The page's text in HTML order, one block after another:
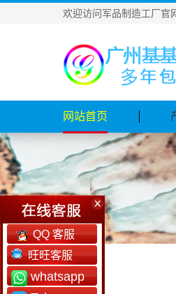
欢迎访问军品制造工厂官
网站首页
QQ 客服
旺旺客服
whatsapp